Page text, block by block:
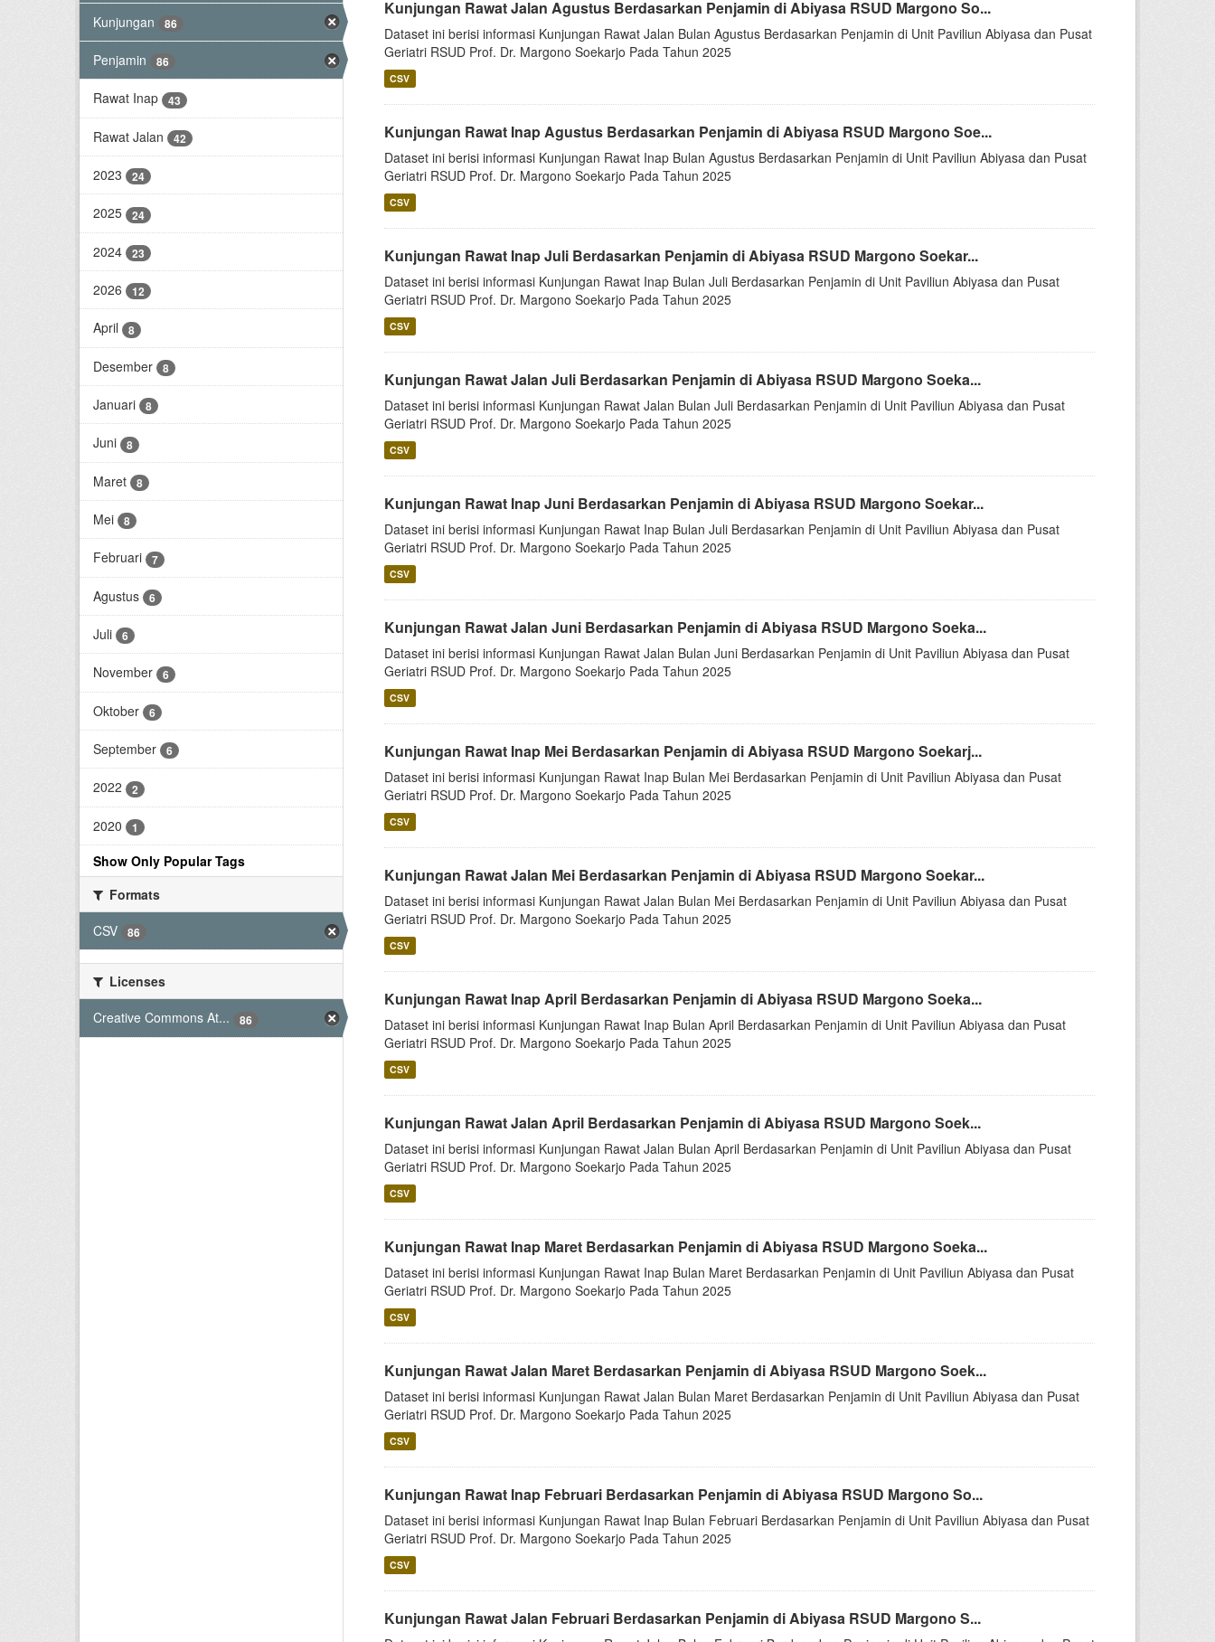
Kunjungan 86
Penjamin 86
Rawat Inap 43
Rawat Jalan 42
2023 24
2025 24
2024 23
2026 12
April 8
Desember 8
Januari 8
Juni 8
Maret 8
Mei 8
Februari 7
Agustus 6
Juli 6
November 6
Oktober 6
September 6
2022 2
2020 1
Show Only Popular Tags
Formats
CSV
86
Licenses
Creative Commons At...
86
Kunjungan Rawat Jalan Agustus Berdasarkan Penjamin di Abiyasa RSUD Margono So...
Dataset ini berisi informasi Kunjungan Rawat Jalan Bulan Agustus Berdasarkan Penjamin di Unit Paviliun Abiyasa dan Pusat
Geriatri RSUD Prof. Dr. Margono Soekarjo Pada Tahun 2025
CSV
Kunjungan Rawat Inap Agustus Berdasarkan Penjamin di Abiyasa RSUD Margono Soe...
Dataset ini berisi informasi Kunjungan Rawat Inap Bulan Agustus Berdasarkan Penjamin di Unit Paviliun Abiyasa dan Pusat
Geriatri RSUD Prof. Dr. Margono Soekarjo Pada Tahun 2025
CSV
Kunjungan Rawat Inap Juli Berdasarkan Penjamin di Abiyasa RSUD Margono Soekar...
Dataset ini berisi informasi Kunjungan Rawat Inap Bulan Juli Berdasarkan Penjamin di Unit Paviliun Abiyasa dan Pusat
Geriatri RSUD Prof. Dr. Margono Soekarjo Pada Tahun 2025
CSV
Kunjungan Rawat Jalan Juli Berdasarkan Penjamin di Abiyasa RSUD Margono Soeka...
Dataset ini berisi informasi Kunjungan Rawat Jalan Bulan Juli Berdasarkan Penjamin di Unit Paviliun Abiyasa dan Pusat
Geriatri RSUD Prof. Dr. Margono Soekarjo Pada Tahun 2025
CSV
Kunjungan Rawat Inap Juni Berdasarkan Penjamin di Abiyasa RSUD Margono Soekar...
Dataset ini berisi informasi Kunjungan Rawat Inap Bulan Juli Berdasarkan Penjamin di Unit Paviliun Abiyasa dan Pusat
Geriatri RSUD Prof. Dr. Margono Soekarjo Pada Tahun 2025
CSV
Kunjungan Rawat Jalan Juni Berdasarkan Penjamin di Abiyasa RSUD Margono Soeka...
Dataset ini berisi informasi Kunjungan Rawat Jalan Bulan Juni Berdasarkan Penjamin di Unit Paviliun Abiyasa dan Pusat
Geriatri RSUD Prof. Dr. Margono Soekarjo Pada Tahun 2025
CSV
Kunjungan Rawat Inap Mei Berdasarkan Penjamin di Abiyasa RSUD Margono Soekarj...
Dataset ini berisi informasi Kunjungan Rawat Inap Bulan Mei Berdasarkan Penjamin di Unit Paviliun Abiyasa dan Pusat
Geriatri RSUD Prof. Dr. Margono Soekarjo Pada Tahun 2025
CSV
Kunjungan Rawat Jalan Mei Berdasarkan Penjamin di Abiyasa RSUD Margono Soekar...
Dataset ini berisi informasi Kunjungan Rawat Jalan Bulan Mei Berdasarkan Penjamin di Unit Paviliun Abiyasa dan Pusat
Geriatri RSUD Prof. Dr. Margono Soekarjo Pada Tahun 2025
CSV
Kunjungan Rawat Inap April Berdasarkan Penjamin di Abiyasa RSUD Margono Soeka...
Dataset ini berisi informasi Kunjungan Rawat Inap Bulan April Berdasarkan Penjamin di Unit Paviliun Abiyasa dan Pusat
Geriatri RSUD Prof. Dr. Margono Soekarjo Pada Tahun 2025
CSV
Kunjungan Rawat Jalan April Berdasarkan Penjamin di Abiyasa RSUD Margono Soek...
Dataset ini berisi informasi Kunjungan Rawat Jalan Bulan April Berdasarkan Penjamin di Unit Paviliun Abiyasa dan Pusat
Geriatri RSUD Prof. Dr. Margono Soekarjo Pada Tahun 2025
CSV
Kunjungan Rawat Inap Maret Berdasarkan Penjamin di Abiyasa RSUD Margono Soeka...
Dataset ini berisi informasi Kunjungan Rawat Inap Bulan Maret Berdasarkan Penjamin di Unit Paviliun Abiyasa dan Pusat
Geriatri RSUD Prof. Dr. Margono Soekarjo Pada Tahun 2025
CSV
Kunjungan Rawat Jalan Maret Berdasarkan Penjamin di Abiyasa RSUD Margono Soek...
Dataset ini berisi informasi Kunjungan Rawat Jalan Bulan Maret Berdasarkan Penjamin di Unit Paviliun Abiyasa dan Pusat
Geriatri RSUD Prof. Dr. Margono Soekarjo Pada Tahun 2025
CSV
Kunjungan Rawat Inap Februari Berdasarkan Penjamin di Abiyasa RSUD Margono So...
Dataset ini berisi informasi Kunjungan Rawat Inap Bulan Februari Berdasarkan Penjamin di Unit Paviliun Abiyasa dan Pusat
Geriatri RSUD Prof. Dr. Margono Soekarjo Pada Tahun 2025
CSV
Kunjungan Rawat Jalan Februari Berdasarkan Penjamin di Abiyasa RSUD Margono S...